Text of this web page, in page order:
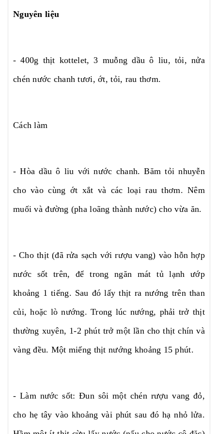
Nguyên liệu
- 400g thịt kottelet, 3 muỗng dầu ô liu, tỏi, nửa
chén nước chanh tươi, ớt, tỏi, rau thơm.
Cách làm
- Hòa dầu ô liu với nước chanh. Băm tỏi nhuyễn
cho vào cùng ớt xắt và các loại rau thơm. Nêm
muối và đường (pha loãng thành nước) cho vừa ăn.
- Cho thịt (đã rửa sạch với rượu vang) vào hỗn hợp
nước sốt trên, để trong ngăn mát tủ lạnh ướp
khoảng 1 tiếng. Sau đó lấy thịt ra nướng trên than
củi, hoặc lò nướng. Trong lúc nướng, phải trở thịt
thường xuyên, 1-2 phút trở một lần cho thịt chín và
vàng đều. Một miếng thịt nướng khoảng 15 phút.
- Làm nước sốt: Đun sôi một chén rượu vang đỏ,
cho hẹ tây vào khoảng vài phút sau đó hạ nhỏ lửa.